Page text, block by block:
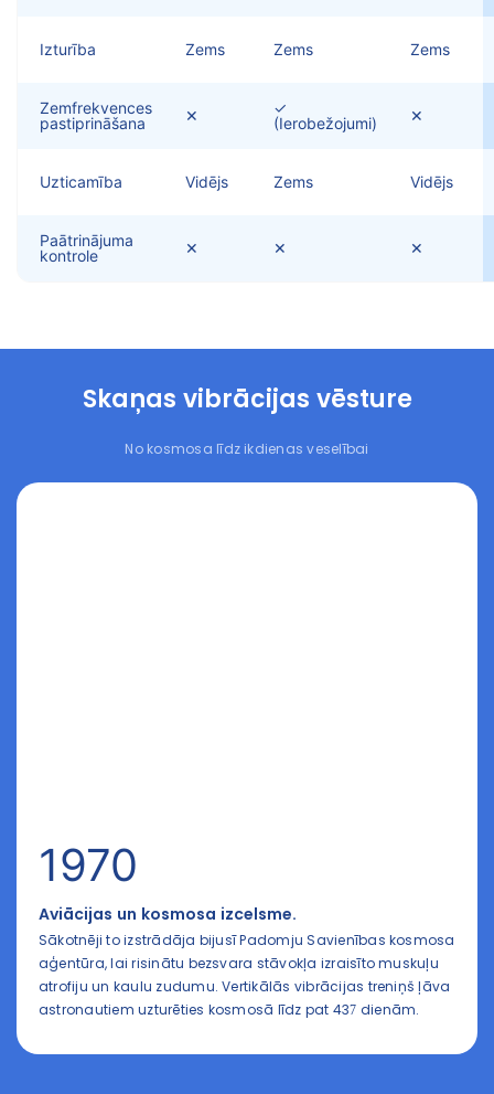
Izturība Zems Zems Zems
Zemfrekvences
pastiprināšana
✕
✓
(Ierobežojumi)
✕
Uzticamība Vidējs Zems Vidējs
Paātrinājuma
kontrole
✕ ✕ ✕
Skaņas vibrācijas vēsture
No kosmosa līdz ikdienas veselībai
1970
Aviācijas un kosmosa izcelsme.
Sākotnēji to izstrādāja bijusī Padomju Savienības kosmosa
aģentūra, lai risinātu bezsvara stāvokļa izraisīto muskuļu
atrofiju un kaulu zudumu. Vertikālās vibrācijas treniņš ļāva
astronautiem uzturēties kosmosā līdz pat 437 dienām.